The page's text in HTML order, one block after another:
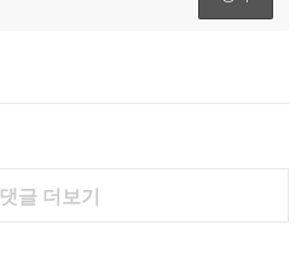
댓글 더보기